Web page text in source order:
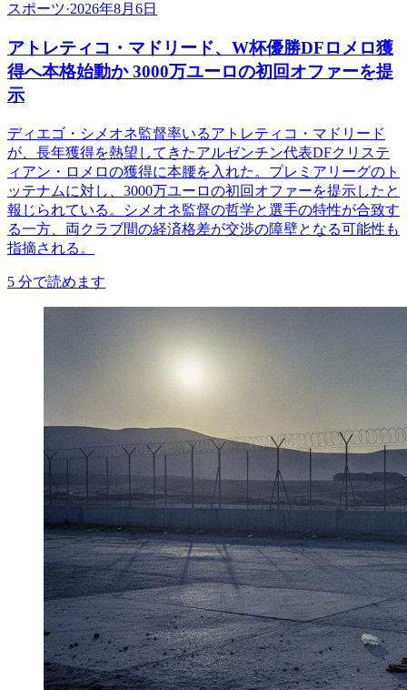
スポーツ·2026年8月6日
アトレティコ・マドリード、W杯優勝DFロメロ獲
得へ本格始動か 3000万ユーロの初回オファーを提
示
ディエゴ・シメオネ監督率いるアトレティコ・マドリード
が、長年獲得を熱望してきたアルゼンチン代表DFクリステ
ィアン・ロメロの獲得に本腰を入れた。プレミアリーグのト
ッテナムに対し、3000万ユーロの初回オファーを提示したと
報じられている。シメオネ監督の哲学と選手の特性が合致す
る一方、両クラブ間の経済格差が交渉の障壁となる可能性も
指摘される。
5 分で読めます